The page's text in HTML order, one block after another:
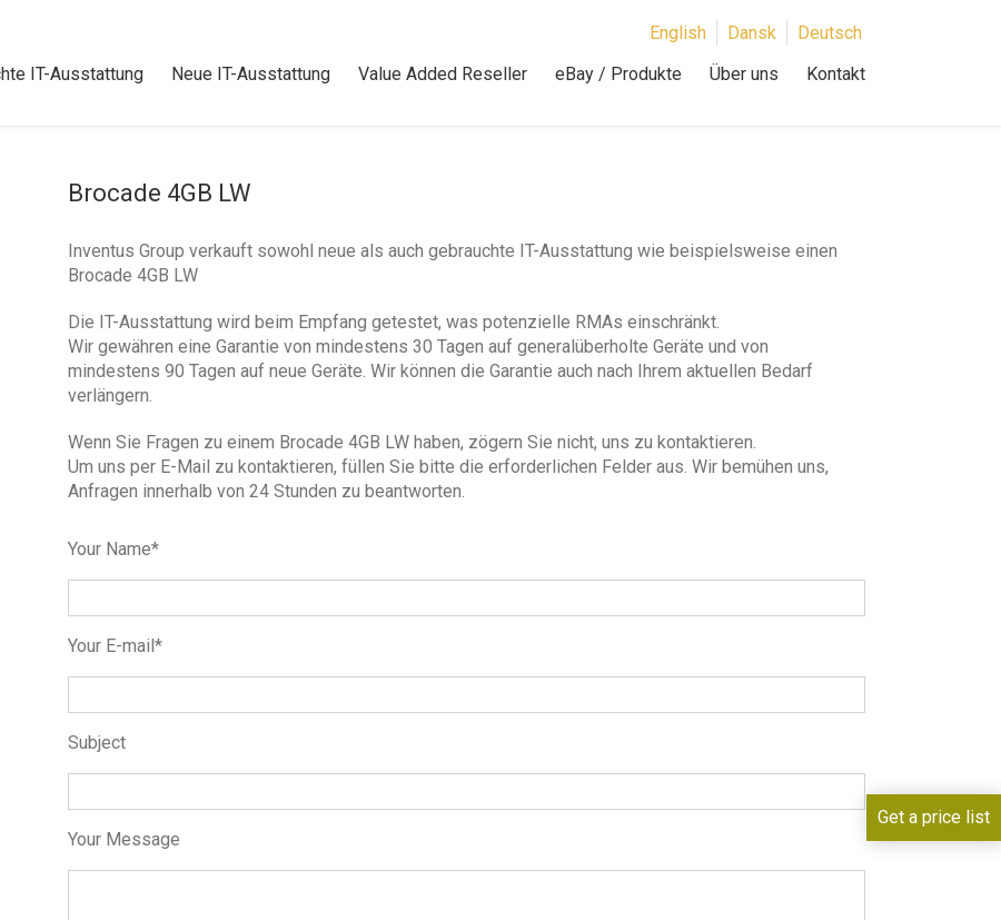
IT-Ausstattung Neue IT-Ausstattung Value Added Reseller eBay / Produkte Über uns Kontakt
English Dansk Deutsch
Brocade 4GB LW
Inventus Group verkauft sowohl neue als auch gebrauchte IT-Ausstattung wie beispielsweise einen
Brocade 4GB LW
Die IT-Ausstattung wird beim Empfang getestet, was potenzielle RMAs einschränkt.
Wir gewähren eine Garantie von mindestens 30 Tagen auf generalüberholte Geräte und von
mindestens 90 Tagen auf neue Geräte. Wir können die Garantie auch nach Ihrem aktuellen Bedarf
verlängern.
Wenn Sie Fragen zu einem Brocade 4GB LW haben, zögern Sie nicht, uns zu kontaktieren.
Um uns per E-Mail zu kontaktieren, füllen Sie bitte die erforderlichen Felder aus. Wir bemühen uns,
Anfragen innerhalb von 24 Stunden zu beantworten.
Your Name*
Your E-mail*
Subject
Your Message
Get a price list